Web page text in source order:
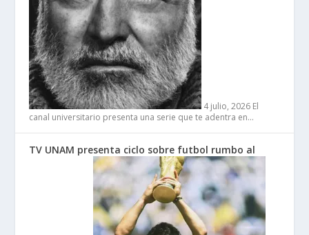
4 julio, 2026 El
canal universitario presenta una serie que te adentra en…
TV UNAM presenta ciclo sobre futbol rumbo al